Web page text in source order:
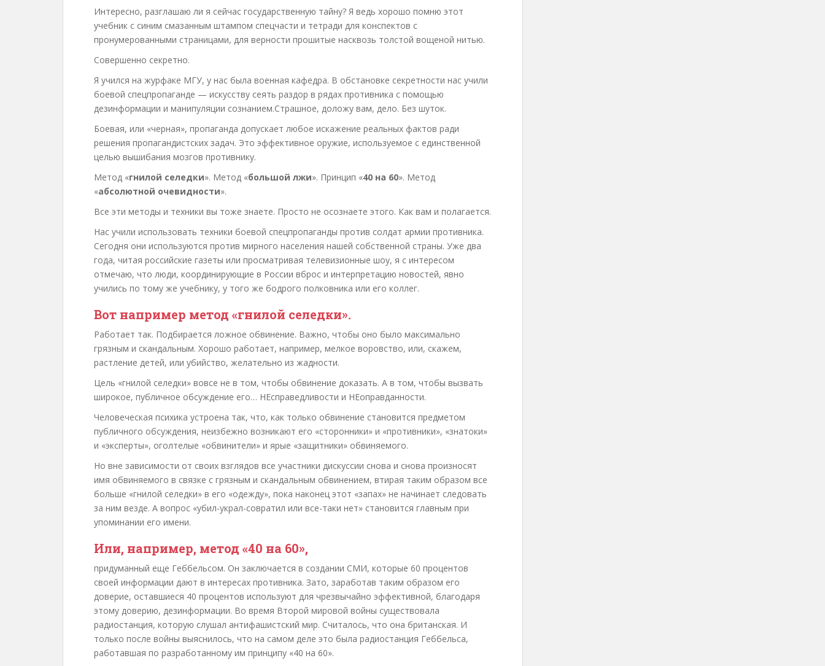
Интересно, разглашаю ли я сейчас государственную тайну? Я ведь хорошо помню этот
учебник с синим смазанным штампом спецчасти и тетради для конспектов с
пронумерованными страницами, для верности прошитые насквозь толстой вощеной нитью.
Совершенно секретно.
Я учился на журфаке МГУ, у нас была военная кафедра. В обстановке секретности нас учили
боевой спецпропаганде — искусству сеять раздор в рядах противника с помощью
дезинформации и манипуляции сознанием.Страшное, доложу вам, дело. Без шуток.
Боевая, или «черная», пропаганда допускает любое искажение реальных фактов ради
решения пропагандистских задач. Это эффективное оружие, используемое с единственной
целью вышибания мозгов противнику.
Метод «гнилой селедки». Метод «большой лжи». Принцип «40 на 60». Метод
«абсолютной очевидности».
Все эти методы и техники вы тоже знаете. Просто не осознаете этого. Как вам и полагается.
Нас учили использовать техники боевой спецпропаганды против солдат армии противника.
Сегодня они используются против мирного населения нашей собственной страны. Уже два
года, читая российские газеты или просматривая телевизионные шоу, я с интересом
отмечаю, что люди, координирующие в России вброс и интерпретацию новостей, явно
учились по тому же учебнику, у того же бодрого полковника или его коллег.
Вот например метод «гнилой селедки».
Работает так. Подбирается ложное обвинение. Важно, чтобы оно было максимально
грязным и скандальным. Хорошо работает, например, мелкое воровство, или, скажем,
растление детей, или убийство, желательно из жадности.
Цель «гнилой селедки» вовсе не в том, чтобы обвинение доказать. А в том, чтобы вызвать
широкое, публичное обсуждение его… НЕсправедливости и НЕоправданности.
Человеческая психика устроена так, что, как только обвинение становится предметом
публичного обсуждения, неизбежно возникают его «сторонники» и «противники», «знатоки»
и «эксперты», оголтелые «обвинители» и ярые «защитники» обвиняемого.
Но вне зависимости от своих взглядов все участники дискуссии снова и снова произносят
имя обвиняемого в связке с грязным и скандальным обвинением, втирая таким образом все
больше «гнилой селедки» в его «одежду», пока наконец этот «запах» не начинает следовать
за ним везде. А вопрос «убил-украл-совратил или все-таки нет» становится главным при
упоминании его имени.
Или, например, метод «40 на 60»,
придуманный еще Геббельсом. Он заключается в создании СМИ, которые 60 процентов
своей информации дают в интересах противника. Зато, заработав таким образом его
доверие, оставшиеся 40 процентов используют для чрезвычайно эффективной, благодаря
этому доверию, дезинформации. Во время Второй мировой войны существовала
радиостанция, которую слушал антифашистский мир. Считалось, что она британская. И
только после войны выяснилось, что на самом деле это была радиостанция Геббельса,
работавшая по разработанному им принципу «40 на 60».